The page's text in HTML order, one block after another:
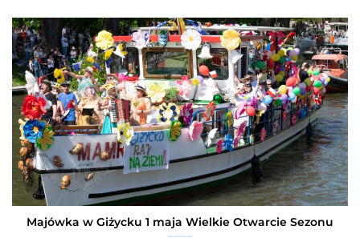
Majówka w Giżycku 1 maja Wielkie Otwarcie Sezonu